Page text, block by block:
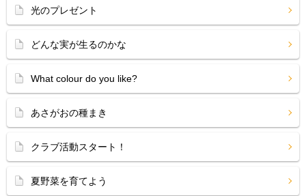
光のプレゼント
どんな実が生るのかな
What colour do you like?
あさがおの種まき
クラブ活動スタート！
夏野菜を育てよう